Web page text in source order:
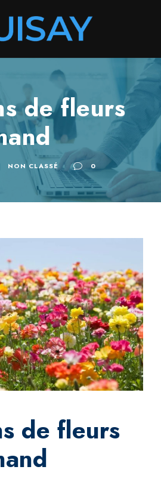
de fleurs
NON CLASSÉ 0
de fleurs